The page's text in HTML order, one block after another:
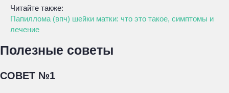
Читайте также:
Папиллома (впч) шейки матки: что это такое, симптомы и
лечение
Полезные советы
СОВЕТ №1